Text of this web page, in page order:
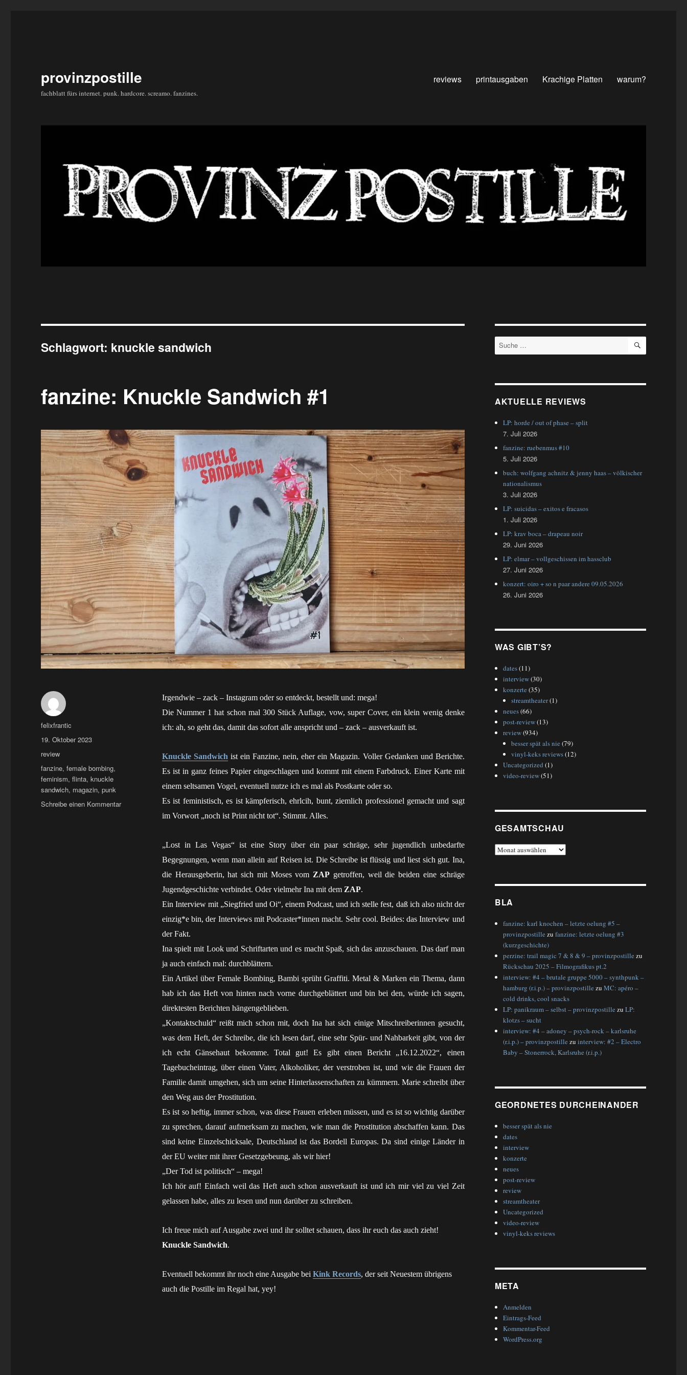
provinzpostille
fachblatt fürs internet. punk. hardcore. screamo. fanzines.
reviews printausgaben Krachige Platten warum?
Schlagwort: knuckle sandwich
fanzine: Knuckle Sandwich #1
Irgendwie – zack – Instagram oder so entdeckt, bestellt und: mega!
Die Nummer 1 hat schon mal 300 Stück Auflage, vow, super Cover, ein klein wenig denke
ich: ah, so geht das, damit das sofort alle anspricht und – zack – ausverkauft ist.
Knuckle Sandwich ist ein Fanzine, nein, eher ein Magazin. Voller Gedanken und Berichte.
Es ist in ganz feines Papier eingeschlagen und kommt mit einem Farbdruck. Einer Karte mit
einem seltsamen Vogel, eventuell nutze ich es mal als Postkarte oder so.
Es ist feministisch, es ist kämpferisch, ehrlcih, bunt, ziemlich professionel gemacht und sagt
im Vorwort „noch ist Print nicht tot“. Stimmt. Alles.
„Lost in Las Vegas“ ist eine Story über ein paar schräge, sehr jugendlich unbedarfte
Begegnungen, wenn man allein auf Reisen ist. Die Schreibe ist flüssig und liest sich gut. Ina,
die Herausgeberin, hat sich mit Moses vom ZAP getroffen, weil die beiden eine schräge
Jugendgeschichte verbindet. Oder vielmehr Ina mit dem ZAP.
Ein Interview mit „Siegfried und Oi“, einem Podcast, und ich stelle fest, daß ich also nicht der
einzig*e bin, der Interviews mit Podcaster*innen macht. Sehr cool. Beides: das Interview und
der Fakt.
Ina spielt mit Look und Schriftarten und es macht Spaß, sich das anzuschauen. Das darf man
ja auch einfach mal: durchblättern.
Ein Artikel über Female Bombing, Bambi sprüht Graffiti. Metal & Marken ein Thema, dann
hab ich das Heft von hinten nach vorne durchgeblättert und bin bei den, würde ich sagen,
direktesten Berichten hängengeblieben.
„Kontaktschuld“ reißt mich schon mit, doch Ina hat sich einige Mitschreiberinnen gesucht,
was dem Heft, der Schreibe, die ich lesen darf, eine sehr Spür- und Nahbarkeit gibt, von der
ich echt Gänsehaut bekomme. Total gut! Es gibt einen Bericht „16.12.2022“, einen
Tagebucheintrag, über einen Vater, Alkoholiker, der verstroben ist, und wie die Frauen der
Familie damit umgehen, sich um seine Hinterlassenschaften zu kümmern. Marie schreibt über
den Weg aus der Prostitution.
Es ist so heftig, immer schon, was diese Frauen erleben müssen, und es ist so wichtig darüber
zu sprechen, darauf aufmerksam zu machen, wie man die Prostitution abschaffen kann. Das
sind keine Einzelschicksale, Deutschland ist das Bordell Europas. Da sind einige Länder in
der EU weiter mit ihrer Gesetzgebeung, als wir hier!
„Der Tod ist politisch“ – mega!
Ich hör auf! Einfach weil das Heft auch schon ausverkauft ist und ich mir viel zu viel Zeit
gelassen habe, alles zu lesen und nun darüber zu schreiben.
Ich freue mich auf Ausgabe zwei und ihr solltet schauen, dass ihr euch das auch zieht!
Knuckle Sandwich.
Eventuell bekommt ihr noch eine Ausgabe bei Kink Records, der seit Neuestem übrigens
auch die Postille im Regal hat, yey!
Autor
felixfrantic
Veröffentlicht
19. Oktober 2023
Kategorien
review
Schlagwörter
fanzine,female bombing,
feminism,flinta,knuckle
sandwich, magazin,punk
Schreibe einen Kommentarzu
Suche
nach:
SUCHEN
AKTUELLE REVIEWS
LP: horde / out of phase – split
7. Juli 2026
fanzine: ruebenmus #10
5. Juli 2026
buch: wolfgang achnitz & jenny haas – völkischer
nationalismus
3. Juli 2026
LP: suicidas – exitos e fracasos
1. Juli 2026
LP: krav boca – drapeau noir
29. Juni 2026
LP: elmar – vollgeschissen im hassclub
27. Juni 2026
konzert: oiro + so n paar andere 09.05.2026
26. Juni 2026
WAS GIBT’S?
dates(11)
interview(30)
konzerte (35)
streamtheater(1)
neues(66)
post-review(13)
review(934)
besser spät als nie (79)
vinyl-keks reviews(12)
Uncategorized (1)
video-review(51)
GESAMTSCHAU
gesamtschau
BLA
fanzine: karl knochen – letzte oelung #5 –
provinzpostille zufanzine: letzte oelung #3
(kurzgeschichte)
perzine: trail magic 7 & 8 & 9 – provinzpostille zu
Rückschau 2025 – Filmografikus pt.2
interview: #4 – brutale gruppe 5000 – synthpunk –
hamburg (r.i.p.) – provinzpostille zuMC: apéro –
cold drinks, cool snacks
LP: panikraum – selbst – provinzpostille zuLP:
klotzs – sucht
interview: #4 – adoney – psych-rock – karlsruhe
(r.i.p.) – provinzpostille zuinterview: #2 – Electro
Baby – Stonerrock, Karlsruhe (r.i.p.)
GEORDNETES DURCHEINANDER
besser spät als nie
dates
interview
konzerte
neues
post-review
review
streamtheater
Uncategorized
video-review
vinyl-keks reviews
META
Anmelden
Eintrags-Feed
Kommentar-Feed
WordPress.org